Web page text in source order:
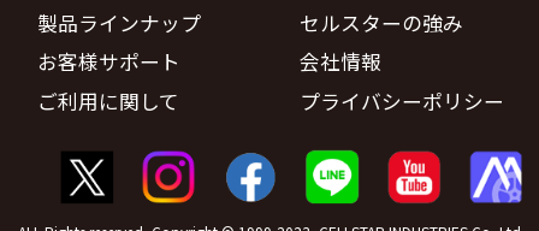
製品ラインナップ
セルスターの強み
お客様サポート
会社情報
ご利用に関して
プライバシーポリシー